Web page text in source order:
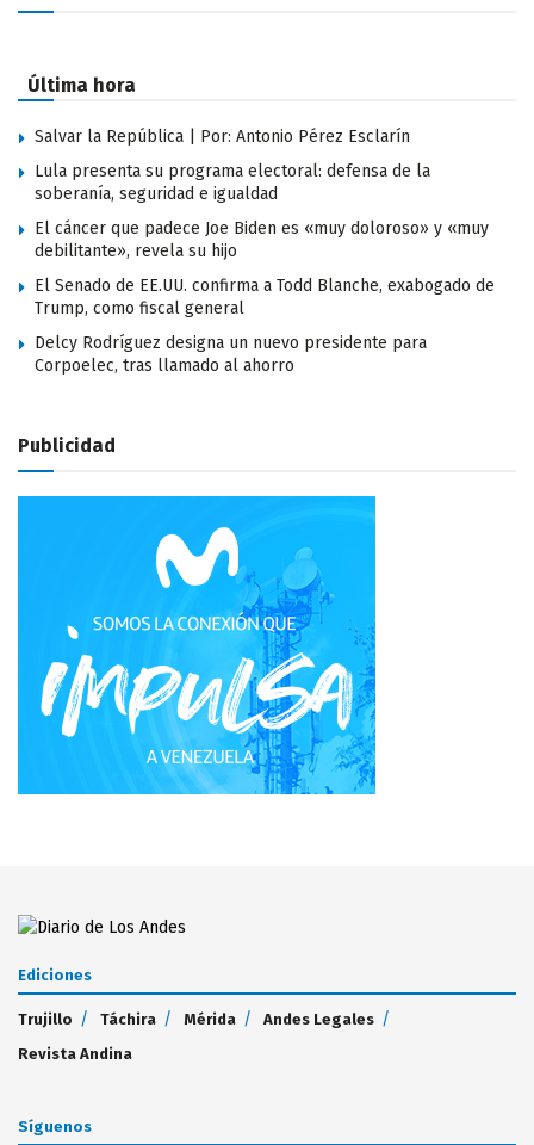
Última hora
Salvar la República | Por: Antonio Pérez Esclarín
Lula presenta su programa electoral: defensa de la
soberanía, seguridad e igualdad
El cáncer que padece Joe Biden es «muy doloroso» y «muy
debilitante», revela su hijo
El Senado de EE.UU. confirma a Todd Blanche, exabogado de
Trump, como fiscal general
Delcy Rodríguez designa un nuevo presidente para
Corpoelec, tras llamado al ahorro
Publicidad
Ediciones
Trujillo Táchira Mérida
Andes Legales
Revista Andina
Síguenos